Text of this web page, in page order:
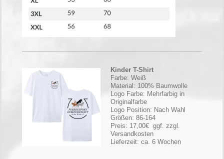
Kinder T-Shirt
Farbe: Weiß
Material: 100% Baumwolle
Logo Farbe: Mehrfarbig in
Originalfarbe
Logo Position: Nach Wahl
Größen: 86-164
Preis: 17,00€ ggf. zzgl.
Versandkosten
Lieferzeit: ca. 6 Wochen